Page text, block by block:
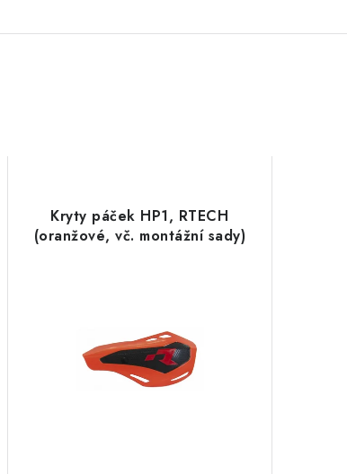
Kryty páček HP1, RTECH
(oranžové, vč. montážní sady)